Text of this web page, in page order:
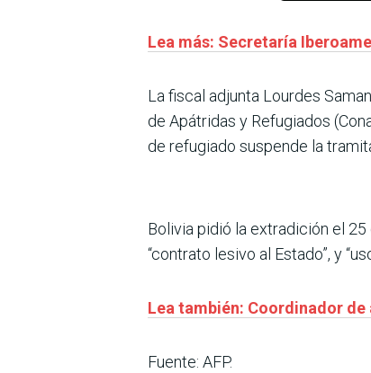
Lea más: Secretaría
La fiscal adjunta Lourdes
de Apátridas y Refugiados
de refugiado suspende la
Bolivia pidió la extradición el
“contrato lesivo al Estado”, y
Lea también: Coordinador
Fuente: AFP.